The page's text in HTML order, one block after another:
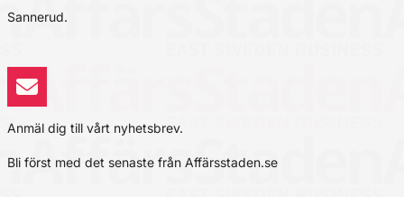
Sannerud.
Anmäl dig till vårt nyhetsbrev.
Bli först med det senaste från Affärsstaden.se